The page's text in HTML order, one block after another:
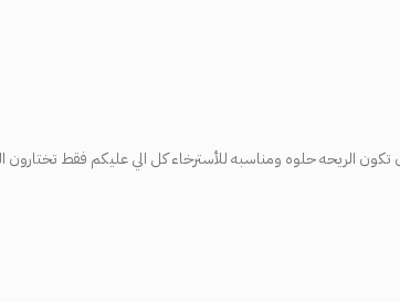
هالنكهات عشان تكون الريحه حلوه ومناسبه للأسترخاء كل الي عليكم فقط تختارون